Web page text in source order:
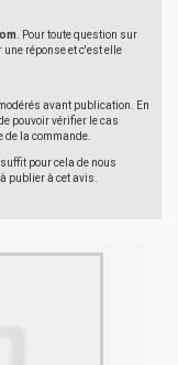
. Pour toute question sur
réponse et c'est elle
avant publication. En
pouvoir vérifier le cas
de la commande.
pour cela de nous
publier à cet avis.